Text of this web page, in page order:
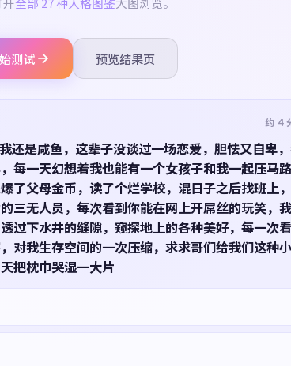
测试 预览结果页
约 4
还是咸鱼，这辈子没谈过一场恋爱，胆怯又自卑
每一天幻想着我也能有一个女孩子和我一起压马路
了父母金币，读了个烂学校，混日子之后找班上
三无人员，每次看到你能在网上开屌丝的玩笑，
过下水井的缝隙，窥探地上的各种美好，每一次
对我生存空间的一次压缩，求求哥们给我们这种
把枕巾哭湿一大片